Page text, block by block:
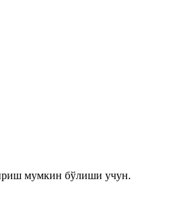
мумкин бўлиши учун.